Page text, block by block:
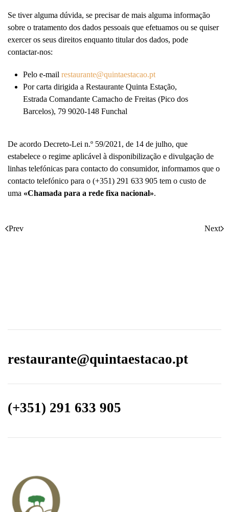
Se tiver alguma dúvida, se precisar de mais alguma informação
sobre o tratamento dos dados pessoais que efetuamos ou se quiser
exercer os seus direitos enquanto titular dos dados, pode
contactar-nos:
Pelo e-mail restaurante@quintaestacao.pt
Por carta dirigida a Restaurante Quinta Estação,
Estrada Comandante Camacho de Freitas (Pico dos
Barcelos), 79 9020-148 Funchal
De acordo Decreto-Lei n.º 59/2021, de 14 de julho, que
estabelece o regime aplicável à disponibilização e divulgação de
linhas telefónicas para contacto do consumidor, informamos que o
contacto telefónico para o (+351) 291 633 905 tem o custo de
uma «Chamada para a rede fixa nacional».
Prev Next
restaurante@quintaestacao.pt
(+351) 291 633 905